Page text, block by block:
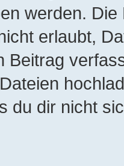
werden.
erlaubt,
Beitrag
du dir nicht